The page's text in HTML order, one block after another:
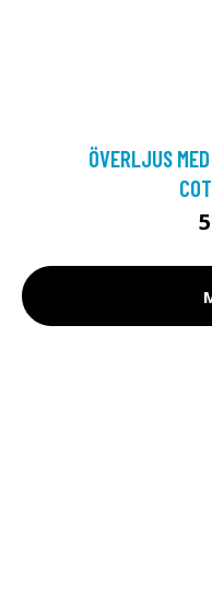
ÖVERLJUS